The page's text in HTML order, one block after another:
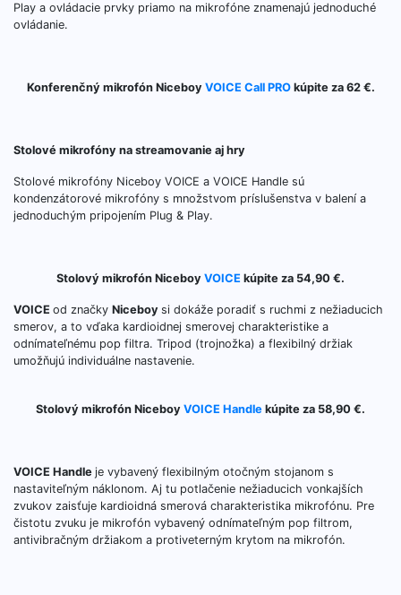
Play a ovládacie prvky priamo na mikrofóne znamenajú jednoduché
ovládanie.
Konferenčný mikrofón Niceboy VOICE Call PROkúpite za 62 €.
Stolové mikrofóny na streamovanie aj hry
Stolové mikrofóny Niceboy VOICE a VOICE Handle sú
kondenzátorové mikrofóny s množstvom príslušenstva v balení a
jednoduchým pripojením Plug & Play.
Stolový mikrofón Niceboy VOICE kúpite za 54,90 €.
VOICE od značky Niceboy si dokáže poradiť s ruchmi z nežiaducich
smerov, a to vďaka kardioidnej smerovej charakteristike a
odnímateľnému pop filtra. Tripod (trojnožka) a flexibilný držiak
umožňujú individuálne nastavenie.
Stolový mikrofón Niceboy VOICE Handle kúpite za 58,90 €.
VOICE Handle je vybavený flexibilným otočným stojanom s
nastaviteľným náklonom. Aj tu potlačenie nežiaducich vonkajších
zvukov zaisťuje kardioidná smerová charakteristika mikrofónu. Pre
čistotu zvuku je mikrofón vybavený odnímateľným pop filtrom,
antivibračným držiakom a protiveterným krytom na mikrofón.